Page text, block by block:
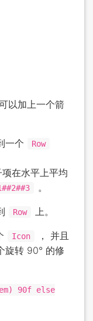
以加上一个箭
一个 Row
项在水平上平均
。
Row 上。
Icon
， 并且
旋转 90° 的修
90f else